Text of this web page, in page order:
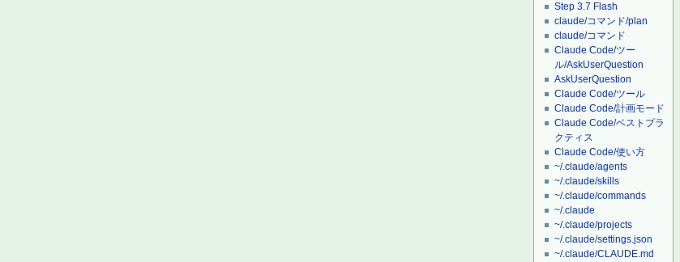
Step 3.7 Flash
claude/コマンド/plan
claude/コマンド
Claude Code/ツー
ル/AskUserQuestion
AskUserQuestion
Claude Code/ツール
Claude Code/計画モード
Claude Code/ベストプラ
クティス
Claude Code/使い方
~/.claude/agents
~/.claude/skills
~/.claude/commands
~/.claude
~/.claude/projects
~/.claude/settings.json
~/.claude/CLAUDE.md